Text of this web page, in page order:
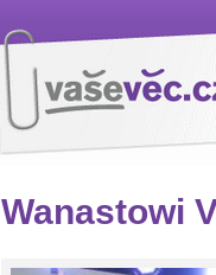
Wanastowi